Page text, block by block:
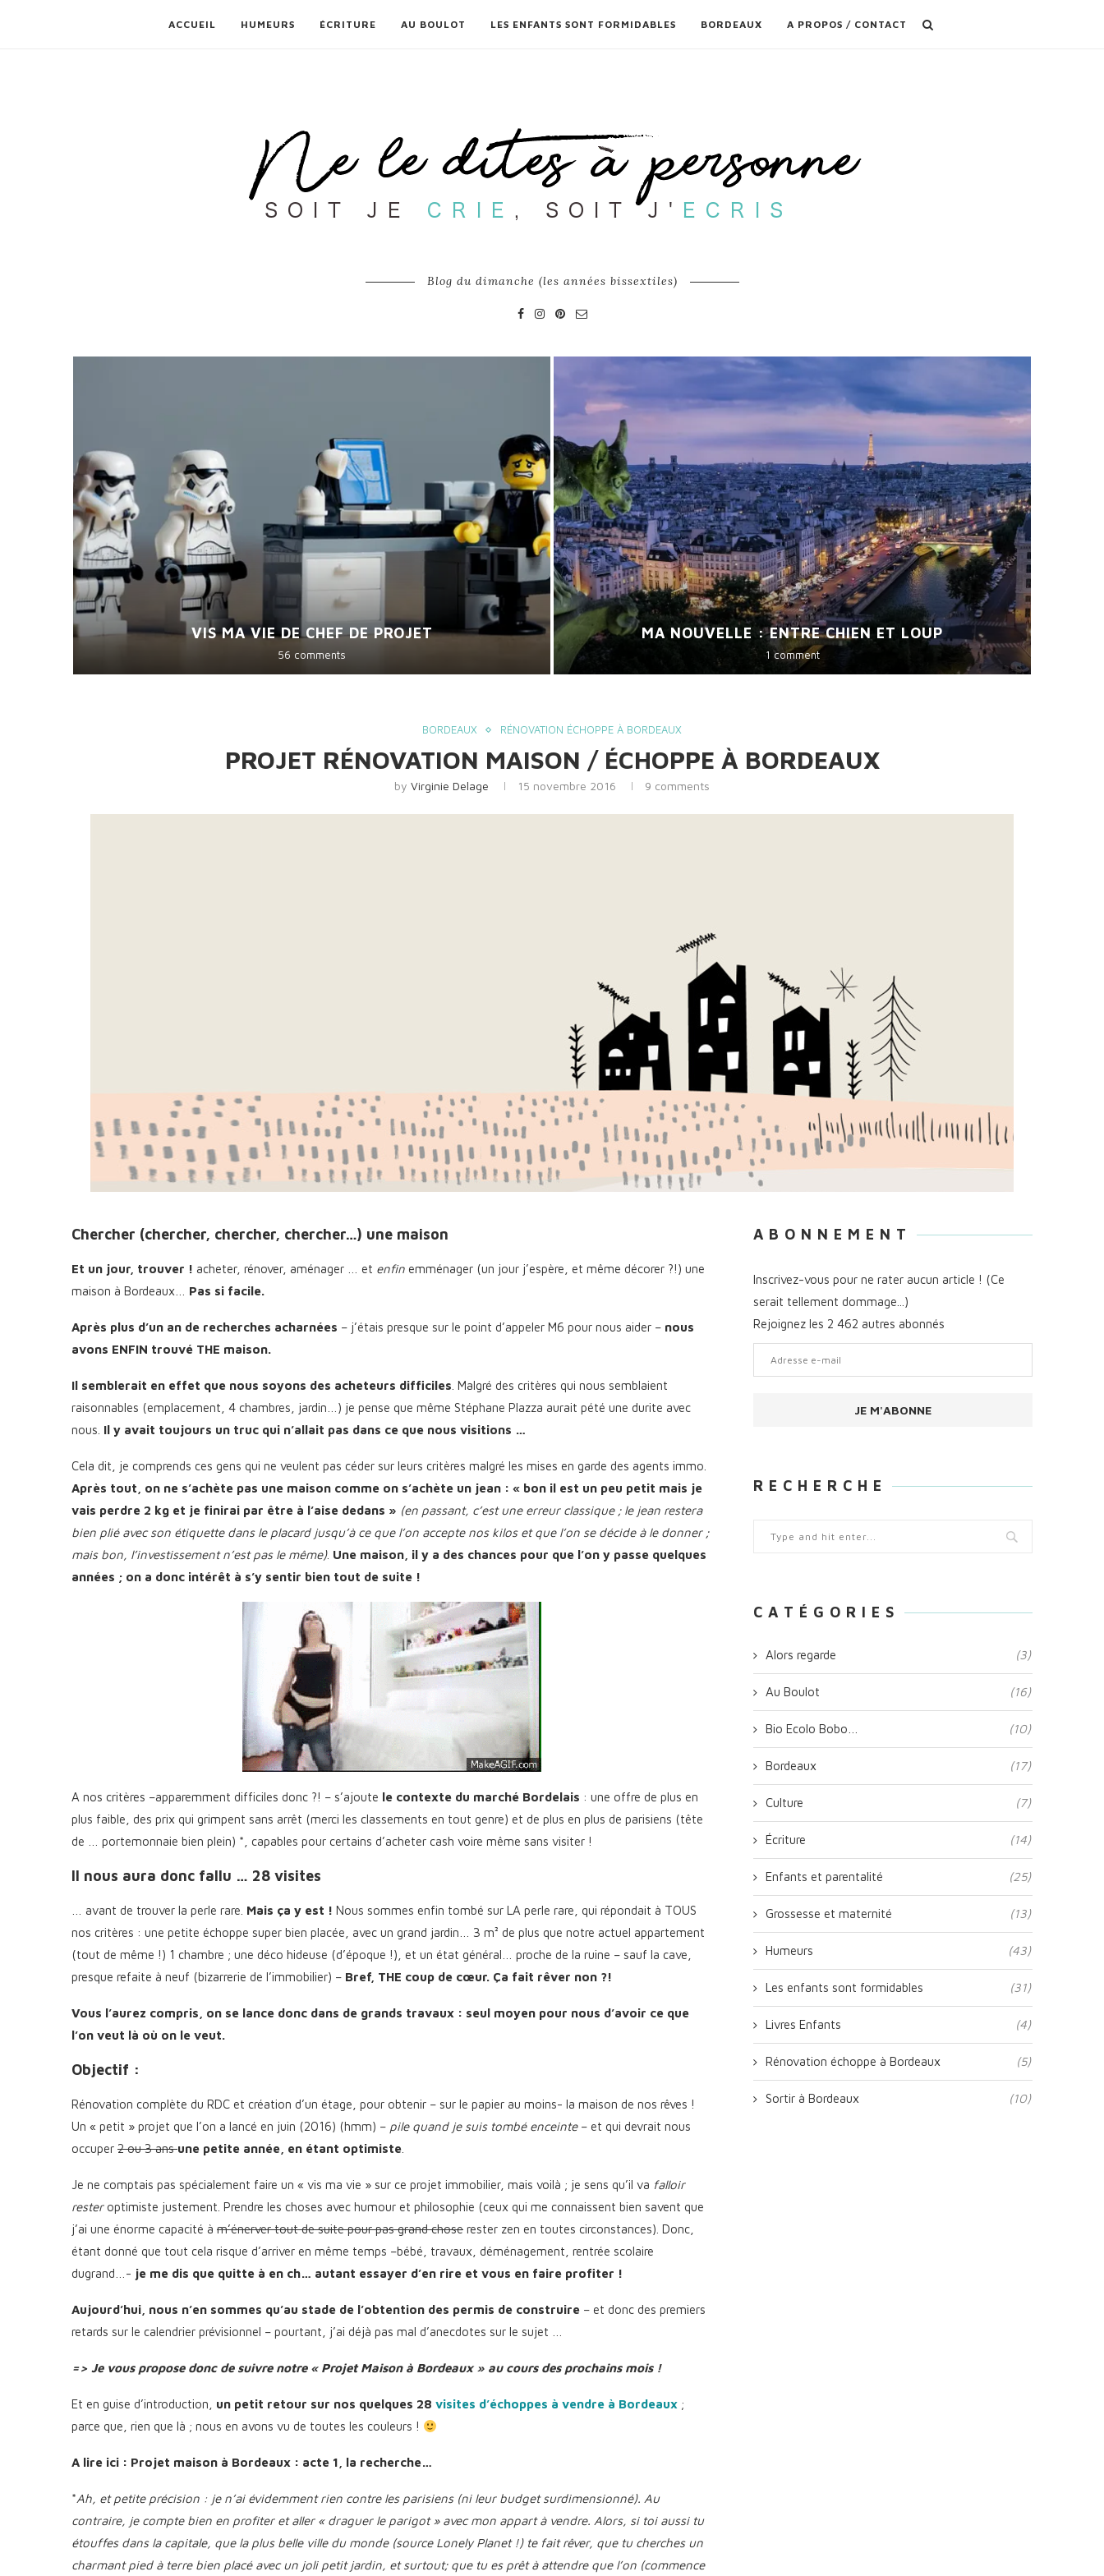
ACCUEIL HUMEURS ÉCRITURE AU BOULOT LES ENFANTS SONT FORMIDABLES BORDEAUX A PROPOS / CONTACT
Blog du dimanche (les années bissextiles)
VIS MA VIE DE CHEF DE PROJET
56 comments
MA NOUVELLE : ENTRE CHIEN ET LOUP
1 comment
BORDEAUX RÉNOVATION ÉCHOPPE À BORDEAUX
PROJET RÉNOVATION MAISON / ÉCHOPPE À BORDEAUX
by Virginie Delage 15 novembre 2016 9 comments
Chercher (chercher, chercher, chercher…) une maison
Et un jour, trouver ! acheter, rénover, aménager … et enfin emménager (un jour j’espère, et même décorer ?!) une
maison à Bordeaux…
Pas si facile.
Après plus d’un an de recherches acharnées – j’étais presque sur le point d’appeler M6 pour nous aider – nous
avons ENFIN trouvé THE maison.
Il semblerait en effet que nous soyons des acheteurs difficiles . Malgré des critères qui nous semblaient
raisonnables (emplacement, 4 chambres, jardin…) je pense que même Stéphane Plazza aurait pété une durite avec
nous. Il y avait toujours un truc qui n’allait pas dans ce que nous visitions …
Cela dit, je comprends ces gens qui ne veulent pas céder sur leurs critères malgré les mises en garde des agents immo.
Après tout, on ne s’achète pas une maison comme on s’achète un jean : « bon il est un peu petit mais je
vais perdre 2 kg et je finirai par être à l’aise dedans » (en passant, c’est une erreur classique ; le jean restera
bien plié avec son étiquette dans le placard jusqu’à ce que l’on accepte nos kilos et que l’on se décide à le donner ;
mais bon, l’investissement n’est pas le même). Une maison, il y a des chances pour que l’on y passe quelques
années ; on a donc intérêt à s’y sentir bien tout de suite !
A nos critères –apparemment difficiles donc ?! – s’ajoute le contexte du marché Bordelais : une offre de plus en
plus faible, des prix qui grimpent sans arrêt (merci les classements en tout genre) et de plus en plus de parisiens (tête
de … portemonnaie bien plein) *, capables pour certains d’acheter cash voire même sans visiter !
Il nous aura donc fallu … 28 visites
… avant de trouver la perle rare. Mais ça y est ! Nous sommes enfin tombé sur LA perle rare, qui répondait à TOUS
nos critères : une petite échoppe super bien placée, avec un grand jardin… 3 m² de plus que notre actuel appartement
(tout de même !) 1 chambre ; une déco hideuse (d’époque !), et un état général… proche de la ruine – sauf la cave,
presque refaite à neuf (bizarrerie de l’immobilier) – Bref, THE coup de cœur. Ça fait rêver non ?!
Vous l’aurez compris, on se lance donc dans de grands travaux : seul moyen pour nous d’avoir ce que
l’on veut là où on le veut.
Objectif :
Rénovation complète du RDC et création d’un étage, pour obtenir – sur le papier au moins- la maison de nos rêves !
Un « petit » projet que l’on a lancé en juin (2016) (hmm) – pile quand je suis tombé enceinte– et qui devrait nous
occuper 2 ou 3 ansune petite année, en étant optimiste
Je ne comptais pas spécialement faire un « vis ma vie » sur ce projet immobilier, mais voilà ; je sens qu’il va falloir
rester optimiste justement. Prendre les choses avec humour et philosophie (ceux qui me connaissent bien savent que
j’ai une énorme capacité à m’énerver tout de suite pour pas grand chose rester zen en toutes circonstances). Donc,
étant donné que tout cela risque d’arriver en même temps –bébé, travaux, déménagement, rentrée scolaire
dugrand…- je me dis que quitte à en ch… autant essayer d’en rire et vous en faire profiter !
Aujourd’hui, nous n’en sommes qu’au stade de l’obtention des permis de construire – et donc des premiers
retards sur le calendrier prévisionnel – pourtant, j’ai déjà pas mal d’anecdotes sur le sujet …
=> Je vous propose donc de suivre notre « Projet Maison à Bordeaux » au cours des prochains mois !
Et en guise d’introduction, un petit retour sur nos quelques 28 visites d’échoppes à vendre à Bordeaux ;
parce que, rien que là ; nous en avons vu de toutes les couleurs !
A lire ici : Projet maison à Bordeaux : acte 1, la recherche…
*Ah, et petite précision : je n’ai évidemment rien contre les parisiens (ni leur budget surdimensionné). Au
contraire, je compte bien en profiter et aller « draguer le parigot » avec mon appart à vendre. Alors, si toi aussi tu
étouffes dans la capitale, que la plus belle ville du monde (source Lonely Planet !) te fait rêver, que tu cherches un
charmant pied à terre bien placé avec un joli petit jardin, et surtout; que tu es prêt à attendre que l’on (commence
A B O N N E M E N T
Inscrivez-vous pour ne rater aucun article ! (Ce
serait tellement dommage...)
Rejoignez les 2 462 autres abonnés
e-
JE M'ABONNE
R E C H E R C H E
C A T É G O R I E S
Alors regarde (3)
Au Boulot (16)
Bio Ecolo Bobo… (10)
Bordeaux (17)
Culture (7)
Écriture (14)
Enfants et parentalité (25)
Grossesse et maternité (13)
Humeurs (43)
Les enfants sont formidables (31)
Livres Enfants (4)
Rénovation échoppe à Bordeaux (5)
Sortir à Bordeaux (10)